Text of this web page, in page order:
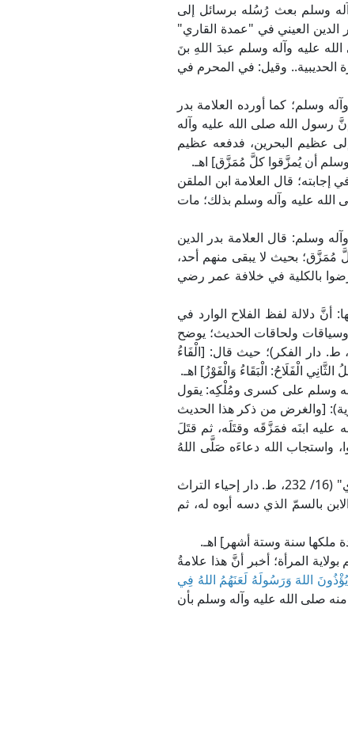
وسلم بعث رُسُله برسائل إلى
العيني في "عمدة القاري"
عليه وآله وسلم عبدَ اللهِ بنَ
وقيل: في المحرم في
وسلم؛ كما أورده العلامة بدر
العربي)، فقال: [إنَّ رسول الله صلى الله عليه وآله
عظيم البحرين، فدفعه عظيم
أن يُمزَّقوا كلَّ مُمَزَّق] اهـ.
قال العلامة ابن الملقن
دعا عليهم صلى الله عليه وآله وسلم بذلك؛ مات
وسلم: قال العلامة بدر الدين
يُمَزَّقوا كلَّ مُمَزَّق؛ بحيث لا يبقى منهم أحد،
بالكلية في خلافة عمر رضي
دلالة لفظ الفلاح الوارد في
ولحاقات الحديث؛ يوضح
ما ذهب إليه العلامة اللغوي ابن فارس في "معجم مقاييس اللغة" (4/ 450، ط. دار الفكر)؛ حيث قال: [الْفَاءُ
الْفَلَاحُ: الْبَقَاءُ وَالْفَوْزُ] اهـ.
وسلم على كسرى ومُلْكِه: يقول
ط. المطبعة الكبرى الأميرية): [والغرض من ذكر هذا الحديث
ابنَه فمَزَّقَه وقتَلَه، ثم قتَلَ
واستجاب الله دعاءَه صَلَّى اللهُ
كما أكد على هذا المعنى وتلك الصلة: شمس الدين الكرماني في "الكواكب الدراري" (16/ 232، ط. دار إحياء التراث
بالسمّ الذي دسه أبوه له، ثم
المرأة؛ أخبر أنَّ هذا علامةُ
اللهَ وَرَسُولَهُ لَعَنَهُمُ اللهُ فِي
عامًّا منه صلى الله عليه وآله وسلم بأن